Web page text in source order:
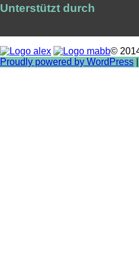
Unterstützt durch
©
Proudly powered by WordPress